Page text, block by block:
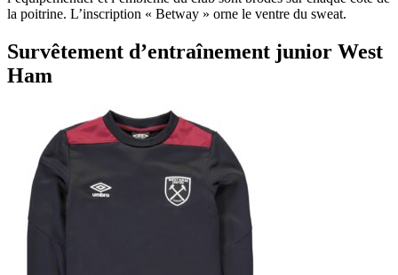
la poitrine. L’inscription « Betway » orne le ventre du sweat.
Survêtement d’entraînement junior West
Ham